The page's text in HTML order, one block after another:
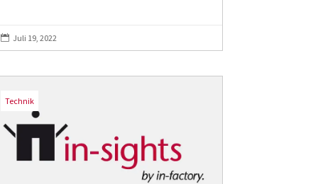
 Juli 19, 2022
Technik